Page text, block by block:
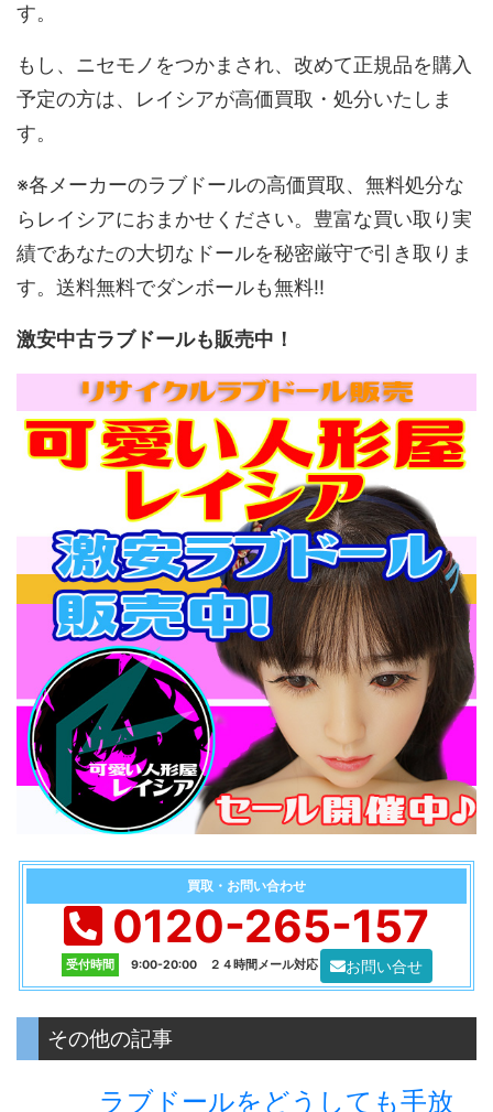
す。
もし、ニセモノをつかまされ、改めて正規品を購入
予定の方は、レイシアが高価買取・処分いたしま
す。
※各メーカーのラブドールの高価買取、無料処分な
らレイシアにおまかせください。豊富な買い取り実
績であなたの大切なドールを秘密厳守で引き取りま
す。送料無料でダンボールも無料!!
激安中古ラブドールも販売中！
買取・お問い合わせ
0120-265-157
受付時間 9:00-20:00 ２４時間メール対応 お問い合せ
その他の記事
ラブドールをどうしても手放